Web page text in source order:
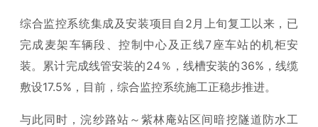
综合监控系统集成及安装项目自2月上旬复工以来，已
完成麦架车辆段、控制中心及正线7座车站的机柜安
装。累计完成线管安装的24％，线槽安装的36%，线缆
敷设17.5%，目前，综合监控系统施工正稳步推进。
与此同时，浣纱路站～紫林庵站区间暗挖隧道防水工